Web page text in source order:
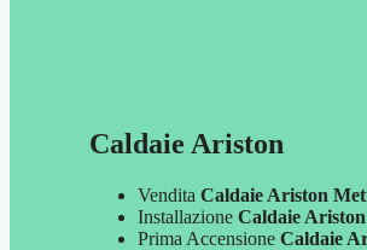
Caldaie Ariston
VenditaCaldaie Ariston
InstallazioneCaldaie
Prima AccensioneCaldaie